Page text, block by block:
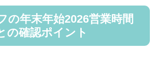
の年末年始2026営業時間
の確認ポイント